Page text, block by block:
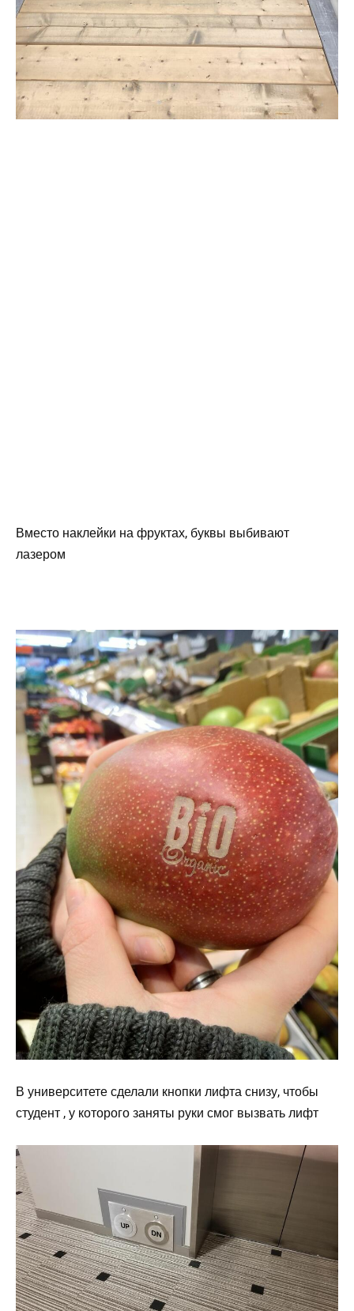
Вместо наклейки на фруктах, буквы выбивают
лазером
В университете сделали кнопки лифта снизу, чтобы
студент , у которого заняты руки смог вызвать лифт